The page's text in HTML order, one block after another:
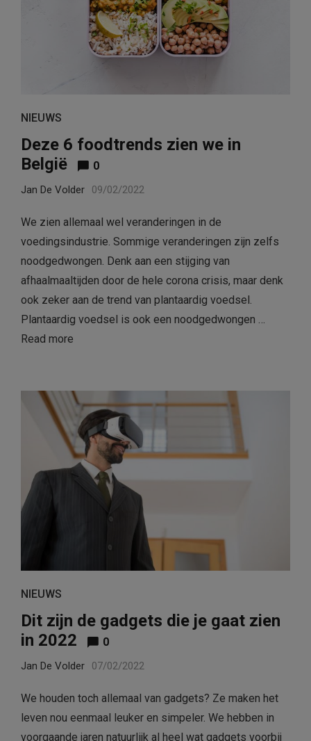
NIEUWS
Deze 6 foodtrends zien we in
België
0
Jan De Volder 09/02/2022
We zien allemaal wel veranderingen in de
voedingsindustrie. Sommige veranderingen zijn zelfs
noodgedwongen. Denk aan een stijging van
afhaalmaaltijden door de hele corona crisis, maar denk
ook zeker aan de trend van plantaardig voedsel.
Plantaardig voedsel is ook een noodgedwongen …
Read more
NIEUWS
Dit zijn de gadgets die je gaat zien
in 2022
0
Jan De Volder 07/02/2022
We houden toch allemaal van gadgets? Ze maken het
leven nou eenmaal leuker en simpeler. We hebben in
voorgaande jaren natuurlijk al heel wat gadgets voorbij